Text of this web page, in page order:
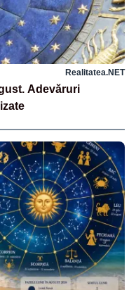
Realitatea.NET
Adevăruri